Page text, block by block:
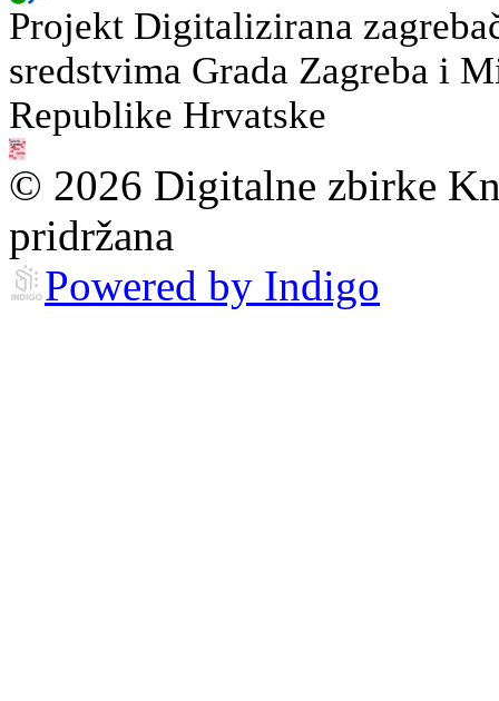
Projekt Digitalizirana
sredstvima Grada Zagreba i
Republike Hrvatske
© 2026 Digitalne zbirke
pridržana
Powered by Indigo